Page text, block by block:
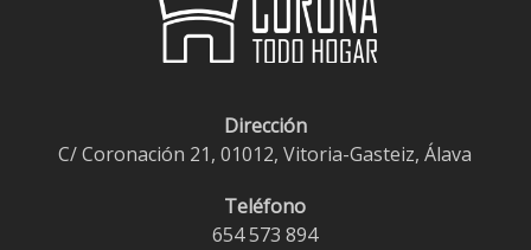
Dirección
C/ Coronación 21, 01012, Vitoria-Gasteiz, Álava
Teléfono
654 573 894